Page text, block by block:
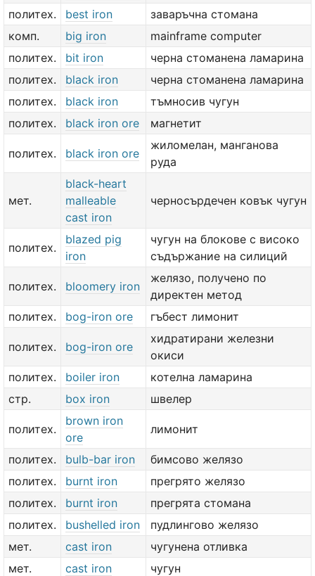
политех.
best iron
заваръчна стомана
комп.
big iron
mainframe computer
политех.
bit iron
черна стоманена ламарина
политех.
black iron
черна стоманена ламарина
политех.
black iron
тъмносив чугун
политех.
black iron ore магнетит
политех. black iron ore
жиломелан, манганова
руда
мет.
black-heart
malleable
cast iron
черносърдечен ковък чугун
политех.
blazed pig
iron
чугун на блокове с високо
съдържание на силиций
политех. bloomery iron
желязо, получено по
директен метод
политех.
bog-iron ore гъбест лимонит
политех. bog-iron ore
хидратирани железни
окиси
политех.
boiler iron
котелна ламарина
стр.
box iron швелер
политех.
brown iron
ore
лимонит
политех. bulb-bar iron
бимсово желязо
политех.
burnt iron
прегрято желязо
политех.
burnt iron
прегрята стомана
политех.
bushelled iron
пудлингово желязо
мет.
cast iron
чугунена отливка
мет.
cast iron
чугун